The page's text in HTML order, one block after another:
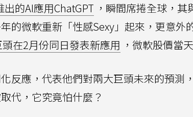
的AI應用ChatGPT ，瞬間席捲全球，
的微軟重新「性感Sexy」起來，更意外
在2月份同日發表新應用 ，微軟股價當
反應，代表他們對兩大巨頭未來的預測
代，它究竟怕什麼？